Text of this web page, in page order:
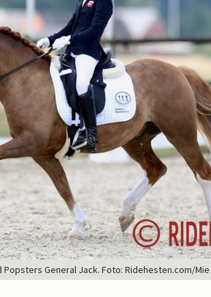
General Jack. Foto: Ridehesten.com/